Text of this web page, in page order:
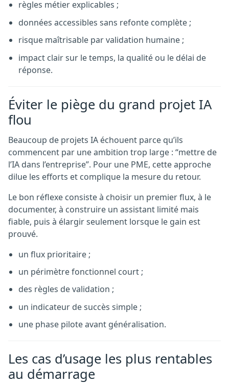
règles métier explicables ;
données accessibles sans refonte complète ;
risque maîtrisable par validation humaine ;
impact clair sur le temps, la qualité ou le délai de
réponse.
Éviter le piège du grand projet IA
flou
Beaucoup de projets IA échouent parce qu’ils
commencent par une ambition trop large : “mettre de
l’IA dans l’entreprise”. Pour une PME, cette approche
dilue les efforts et complique la mesure du retour.
Le bon réflexe consiste à choisir un premier flux, à le
documenter, à construire un assistant limité mais
fiable, puis à élargir seulement lorsque le gain est
prouvé.
un flux prioritaire ;
un périmètre fonctionnel court ;
des règles de validation ;
un indicateur de succès simple ;
une phase pilote avant généralisation.
Les cas d’usage les plus rentables
au démarrage